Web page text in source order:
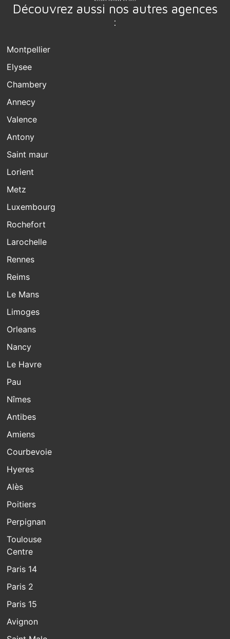
Découvrez aussi nos autres agences
:
Montpellier
Elysee
Chambery
Annecy
Valence
Antony
Saint maur
Lorient
Metz
Luxembourg
Rochefort
Larochelle
Rennes
Reims
Le Mans
Limoges
Orleans
Nancy
Le Havre
Pau
Nîmes
Antibes
Amiens
Courbevoie
Hyeres
Alès
Poitiers
Perpignan
Toulouse
Centre
Paris 14
Paris 2
Paris 15
Avignon